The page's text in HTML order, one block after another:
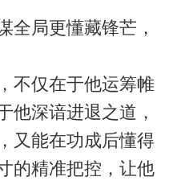
全局更懂藏锋芒，
仅在于他运筹帷
他深谙进退之道，
又能在功成后懂得
的精准把控，让他